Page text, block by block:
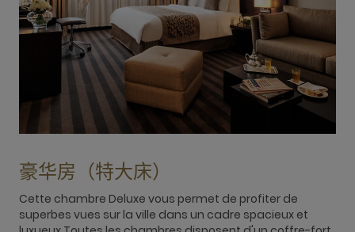
豪华房（特大床）
Cette chambre Deluxe vous permet de profiter de
superbes vues sur la ville dans un cadre spacieux et